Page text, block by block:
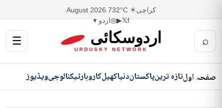
کراچی☀ 32°C
7 August 2026
f
𝕏
▶
◎اردو ▾
⌕ اردوسکائی
URDUSKY NETWORK
☰
صفحہ اولتازہ ترینپاکستاندنیاکھیلکاروبارٹیکنالوجیویڈیوز